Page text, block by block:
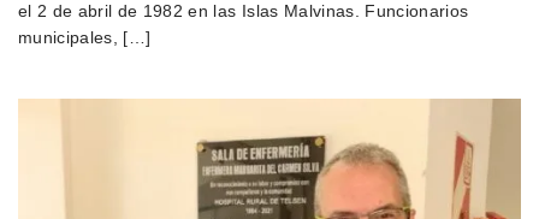
el 2 de abril de 1982 en las Islas Malvinas. Funcionarios
municipales, […]